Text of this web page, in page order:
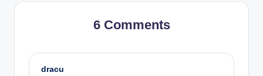
6 Comments
dracu